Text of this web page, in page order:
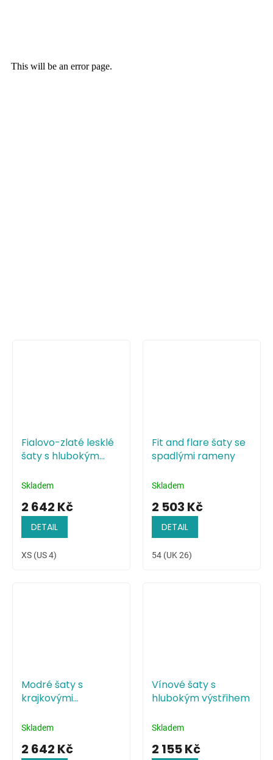
Fialovo-zlaté lesklé
šaty s hlubokým
zády
Skladem
2 642 Kč
DETAIL
XS (US 4)
Fit and flare šaty se
spadlými rameny
Skladem
2 503 Kč
DETAIL
54 (UK 26)
Modré šaty s
krajkovými
Skladem
2 642 Kč
Vínové šaty s
hlubokým výstřihem
Skladem
2 155 Kč